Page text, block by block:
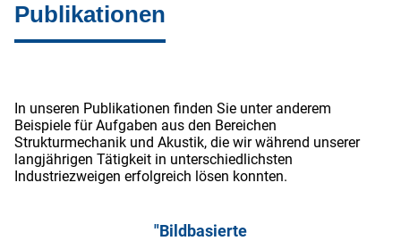
Publikationen
In unseren Publikationen finden Sie unter anderem
Beispiele für Aufgaben aus den Bereichen
Strukturmechanik und Akustik, die wir während unserer
langjährigen Tätigkeit in unterschiedlichsten
Industriezweigen erfolgreich lösen konnten.
"Bildbasierte